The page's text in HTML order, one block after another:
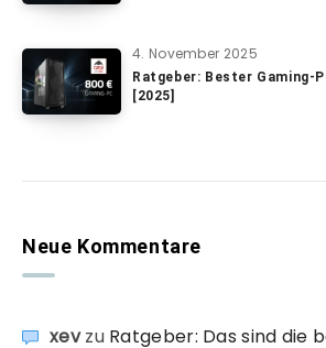
4. November 2025
Ratgeber: Bester Gaming-
[2025]
Neue Kommentare
xevzu Ratgeber: Das sind die